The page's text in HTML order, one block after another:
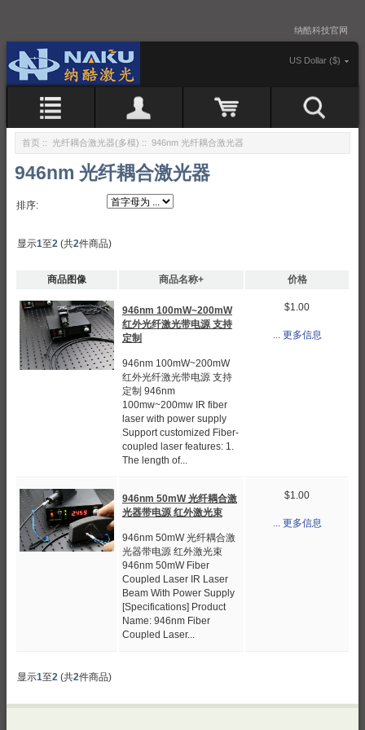
纳酷科技官网
US Dollar ($)
首页 :: 光纤耦合激光器(多模) :: 946nm 光纤耦合激光器
946nm 光纤耦合激光器
排序:
显示1至2 (共2件商品)
商品图像 商品名称+ 价格
946nm 100mW~200mW
红外光纤激光带电源 支持
定制
946nm 100mW~200mW
红外光纤激光带电源 支持
定制 946nm
100mw~200mw IR fiber
laser with power supply
Support customized Fiber-
coupled laser features: 1.
The length of...
$1.00
... 更多信息
946nm 50mW 光纤耦合激
光器带电源 红外激光束
946nm 50mW 光纤耦合激
光器带电源 红外激光束
946nm 50mW Fiber
Coupled Laser IR Laser
Beam With Power Supply
[Specifications] Product
Name: 946nm Fiber
Coupled Laser...
$1.00
... 更多信息
显示1至2 (共2件商品)